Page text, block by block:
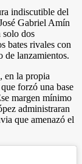
indiscutible del
Gabriel Amín
dos
bates rivales con
de lanzamientos.
en la propia
forzó una base
margen mínimo
administraran
que amenazó el